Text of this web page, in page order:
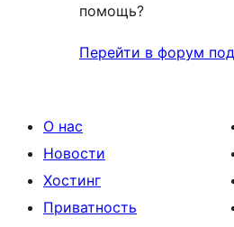
помощь?
Перейти в форум
О нас
Новости
Хостинг
Приватность